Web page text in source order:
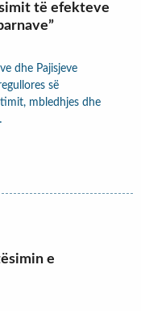
të efekteve
dhe Pajisjeve
së
mbledhjes dhe
e